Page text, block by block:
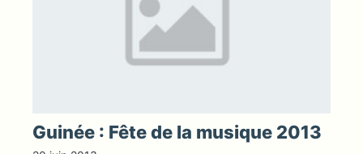
Guinée : Fête de la musique 2013